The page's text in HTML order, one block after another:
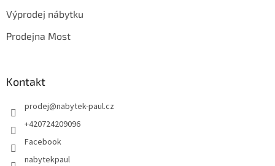
Výprodej nábytku
Prodejna Most
Kontakt
prodej@nabytek-paul.cz
+420724209096
Facebook
nabytekpaul